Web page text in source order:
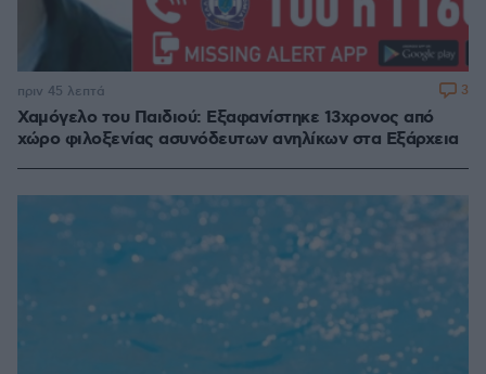
Χαμόγελο του Παιδιού: Εξαφανίστηκε 13χρονος από
χώρο φιλοξενίας ασυνόδευτων ανηλίκων στα Εξάρχεια
πριν 45 λεπτά 3